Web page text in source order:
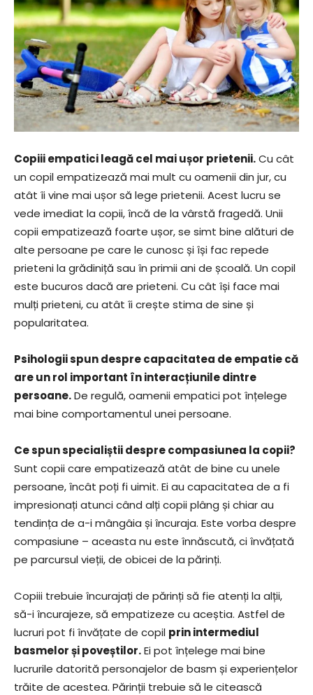
Copiii empatici leagă cel mai ușor prietenii.Cu cât
un copil empatizează mai mult cu oamenii din jur, cu
atât îi vine mai ușor să lege prietenii. Acest lucru se
vede imediat la copii, încă de la vârstă fragedă. Unii
copii empatizează foarte ușor, se simt bine alături de
alte persoane pe care le cunosc și își fac repede
prieteni la grădiniță sau în primii ani de școală. Un copil
este bucuros dacă are prieteni. Cu cât își face mai
mulți prieteni, cu atât îi crește stima de sine și
popularitatea.
Psihologii spun despre capacitatea de empatie că
are un rol important în interacțiunile dintre
persoane.De regulă, oamenii empatici pot înțelege
mai bine comportamentul unei persoane.
Ce spun specialiștii despre compasiunea la copii?
Sunt copii care empatizează atât de bine cu unele
persoane, încât poți fi uimit. Ei au capacitatea de a fi
impresionați atunci când alți copii plâng și chiar au
tendința de a-i mângâia și încuraja. Este vorba despre
compasiune – aceasta nu este înnăscută, ci învățată
pe parcursul vieții, de obicei de la părinți.
Copiii trebuie încurajați de părinți să fie atenți la alții,
să-i încurajeze, să empatizeze cu aceștia. Astfel de
lucruri pot fi învățate de copil prin intermediul
basmelor și poveștilor.Ei pot înțelege mai bine
lucrurile datorită personajelor de basm și experiențelor
trăite de acestea. Părinții trebuie să le citească